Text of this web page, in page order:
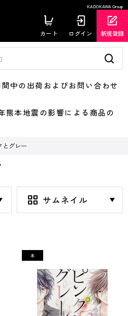
KADOKAWA Group
カート ログイン 新規登録
の出荷およびお問い合わせ
本地震の影響による商品の
とグレー